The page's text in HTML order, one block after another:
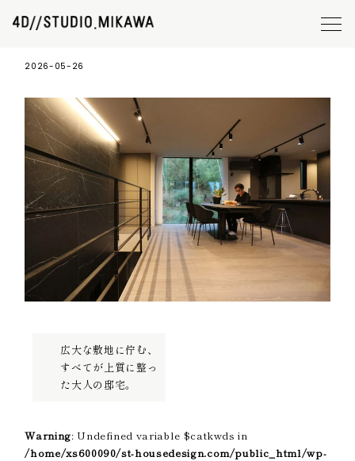
#139 H-HOUSE 09
2026-05-26
広大な敷地に佇む、
すべてが上質に整っ
た大人の邸宅。
Warning: Undefined variable $catkwds in
/home/xs600090/st-housedesign.com/public_html/wp-